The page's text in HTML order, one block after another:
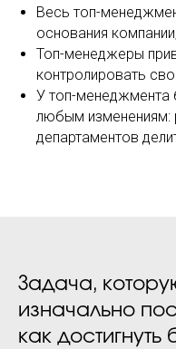
Весь топ-
основания
Топ-менеджеры
контролировать
У топ-менеджмента
любым изменениям:
департаментов
Задача,
изначально
как